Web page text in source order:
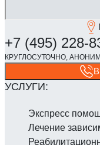
Экспресс
Лечение